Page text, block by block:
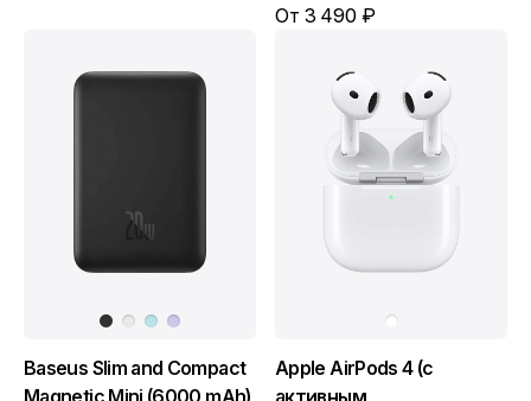
От 3 490 ₽
Baseus Slim and Compact
Magnetic Mini (6000 mAh)
Apple AirPods 4 (с
активным